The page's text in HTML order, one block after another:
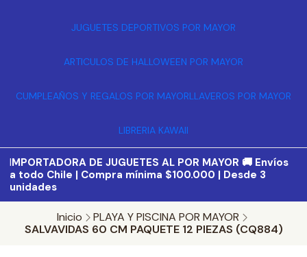
JUGUETES DEPORTIVOS POR MAYOR
ARTICULOS DE HALLOWEEN POR MAYOR
CUMPLEAÑOS Y REGALOS POR MAYORLLAVEROS POR MAYOR
LIBRERIA KAWAII
IMPORTADORA DE JUGUETES AL POR MAYOR 🚚 Envíos
a todo Chile | Compra mínima $100.000 | Desde 3
unidades
Inicio
PLAYA Y PISCINA POR MAYOR
SALVAVIDAS 60 CM PAQUETE 12 PIEZAS (CQ884)